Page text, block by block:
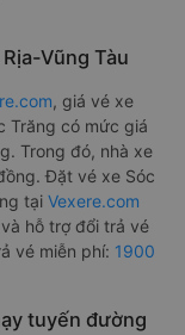
Vũng Tàu
, giá vé xe
Trăng có mức giá
Trong đó, nhà xe
Đặt vé xe Sóc
tại Vexere.com
hỗ trợ đổi trả vé
vé miễn phí: 1900
tuyến đường